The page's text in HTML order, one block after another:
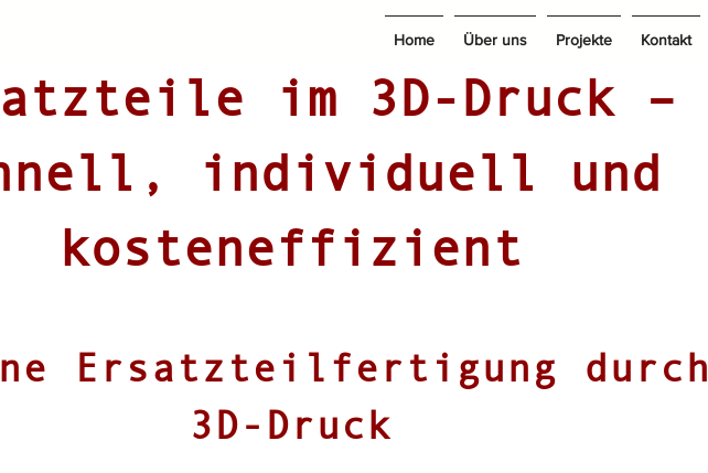
Home Über uns Projekte Kontakt
im 3D-Druck –
individuell und
kosteneffizient
Ersatzteilfertigung durch
3D-Druck